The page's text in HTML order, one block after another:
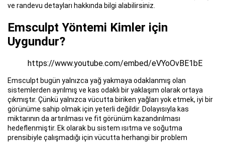
ve randevu detayları hakkında bilgi alabilirsiniz.
Emsculpt Yöntemi Kimler için
Uygundur?
https://www.youtube.com/embed/eVYoOvBE1bE
Emsculpt bugün yalnızca yağ yakmaya odaklanmış olan
sistemlerden ayrılmış ve kas odaklı bir yaklaşım olarak ortaya
çıkmıştır. Çünkü yalnızca vücutta biriken yağları yok etmek, iyi bir
görünüme sahip olmak için yeterli değildir. Dolayısıyla kas
miktarının da artırılması ve fit görünüm kazandırılması
hedeflenmiştir. Ek olarak bu sistem ısıtma ve soğutma
prensibiyle çalışmadığı için vücutta herhangi bir problem